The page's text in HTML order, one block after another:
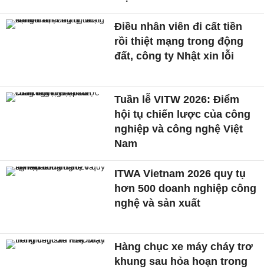
Điều nhân viên đi cất tiền
rồi thiệt mạng trong động
đất, công ty Nhật xin lỗi
Tuần lễ VITW 2026: Điểm
hội tụ chiến lược của công
nghiệp và công nghệ Việt
Nam
ITWA Vietnam 2026 quy tụ
hơn 500 doanh nghiệp công
nghệ và sản xuất
Hàng chục xe máy cháy trơ
khung sau hỏa hoạn trong